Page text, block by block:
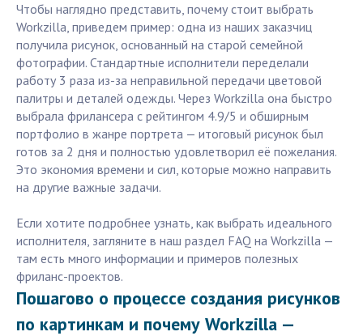
Чтобы наглядно представить, почему стоит выбрать
Workzilla, приведем пример: одна из наших заказчиц
получила рисунок, основанный на старой семейной
фотографии. Стандартные исполнители переделали
работу 3 раза из-за неправильной передачи цветовой
палитры и деталей одежды. Через Workzilla она быстро
выбрала фрилансера с рейтингом 4.9/5 и обширным
портфолио в жанре портрета — итоговый рисунок был
готов за 2 дня и полностью удовлетворил её пожелания.
Это экономия времени и сил, которые можно направить
на другие важные задачи.
Если хотите подробнее узнать, как выбрать идеального
исполнителя, загляните в наш раздел FAQ на Workzilla —
там есть много информации и примеров полезных
фриланс-проектов.
Пошагово о процессе создания рисунков
по картинкам и почему Workzilla —